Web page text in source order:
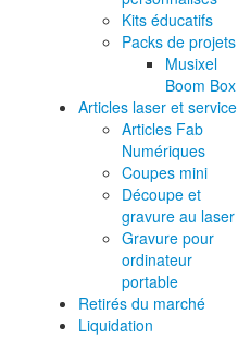
Kits éducatifs
Packs de projets
Musixel
Boom Box
Articles laser et service
Articles Fab
Numériques
Coupes mini
Découpe et
gravure au laser
Gravure pour
ordinateur
portable
Retirés du marché
Liquidation